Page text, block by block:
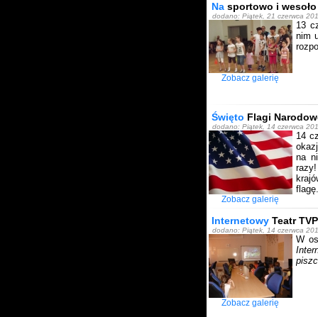
Na sportowo i wesoło
dodano: Piątek, 21 czerwca
Zobacz galerię
13
nim
Święto Flagi
dodano: Piątek, 14 czerwca
Zobacz galerię
14
na
flagę.
Internetowy Teatr
dodano: Piątek, 14 czerwca
Zobacz galerię
W